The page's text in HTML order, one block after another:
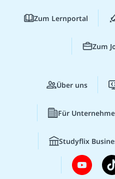
Zum Lernportal
Zum
Über uns
Für
Studyflix